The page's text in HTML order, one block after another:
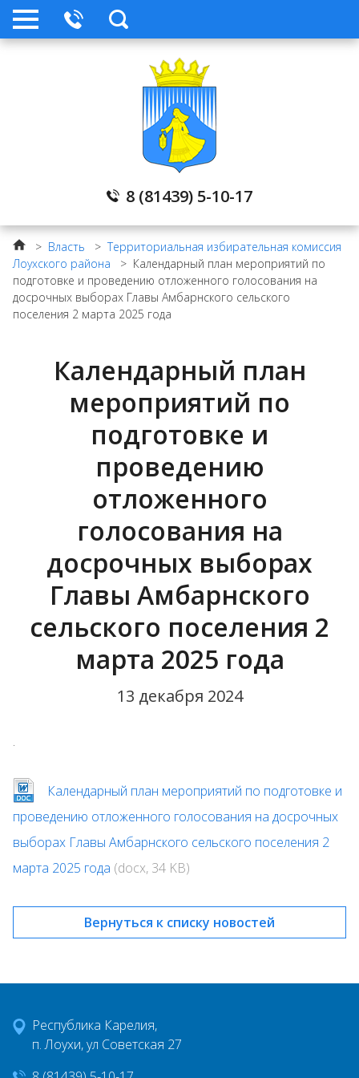
8 (81439) 5-10-17
Публичные слушания
Народный бюджет
Жилищно коммунальное хозяйство
Лента новостей
Архив
Поисковые работы
Информационно-пропагандистская
> Власть >Территориальная избирательная комиссия
Лоухского района
> Календарный план мероприятий по
подготовке и проведению отложенного голосования на
досрочных выборах Главы Амбарнского сельского
поселения 2 марта 2025 года
Календарный план
мероприятий по
подготовке и
проведению
отложенного
голосования на
досрочных выборах
Главы Амбарнского
сельского поселения 2
марта 2025 года
13 декабря 2024
.
Календарный план мероприятий по подготовке и
проведению отложенного голосования на досрочных
выборах Главы Амбарнского сельского поселения 2
марта 2025 года (docx, 34 KB)
Вернуться к списку новостей
Республика Карелия,
п. Лоухи, ул Советская 27